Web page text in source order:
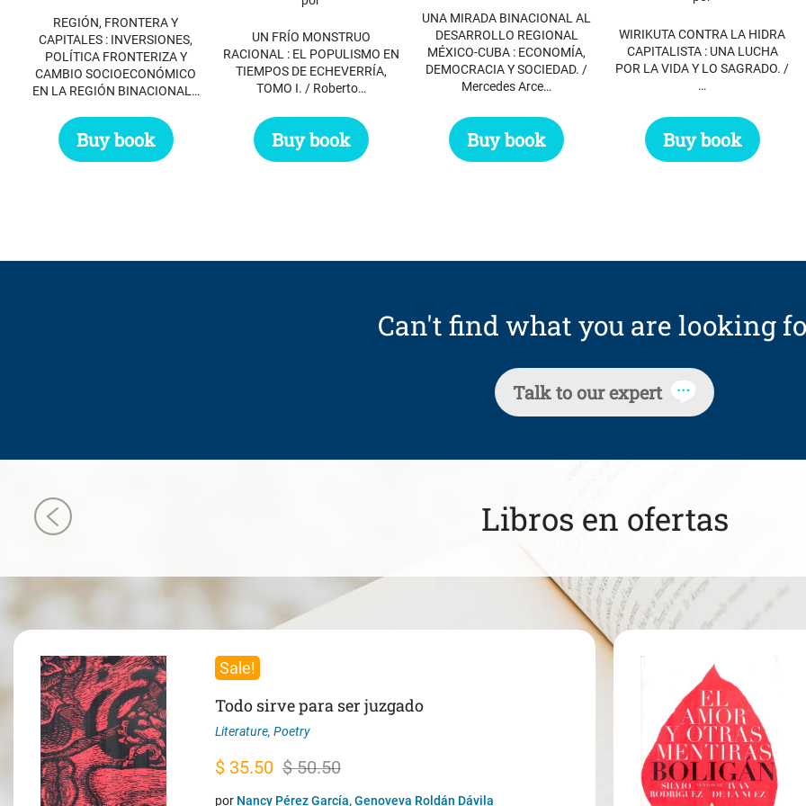
REGIÓN, FRONTERA Y
CAPITALES : INVERSIONES,
POLÍTICA FRONTERIZA Y
CAMBIO SOCIOECONÓMICO
EN LA REGIÓN BINACIONAL…
Buy book
UN FRÍO MONSTRUO
RACIONAL : EL POPULISMO EN
TIEMPOS DE ECHEVERRÍA,
TOMO I. / Roberto…
Buy book
UNA MIRADA BINACIONAL AL
DESARROLLO REGIONAL
MÉXICO-CUBA : ECONOMÍA,
DEMOCRACIA Y SOCIEDAD. /
Mercedes Arce…
Buy book
WIRIKUTA CONTRA LA HIDRA
CAPITALISTA : UNA LUCHA
POR LA VIDA Y LO SAGRADO. /
…
Buy book
Can't find what you are looking
Talk to our expert
Libros en ofertas
Sale!
Todo sirve para ser juzgado
Literature, Poetry
$50.50
Original
price
$35.50
Current
price
por Nancy Pérez García, Genoveva Roldán Dávila